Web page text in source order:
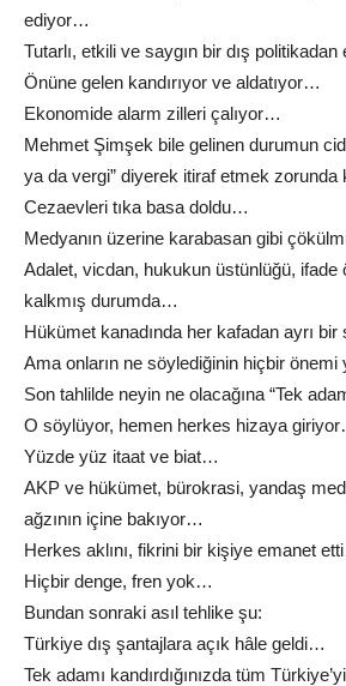
ediyor…
Tutarlı, etkili ve saygın bir dış
Önüne gelen kandırıyor ve aldatıyor…
Ekonomide alarm zilleri çalıyor…
Mehmet Şimşek bile gelinen durumun
ya da vergi” diyerek itiraf etmek zorunda
Cezaevleri tıka basa doldu…
Medyanın üzerine karabasan gibi
Adalet, vicdan, hukukun üstünlüğü, ifade
kalkmış durumda…
Hükümet kanadında her kafadan ayrı bir
Ama onların ne söylediğinin hiçbir
Son tahlilde neyin ne olacağına “Tek
O söylüyor, hemen herkes hizaya
Yüzde yüz itaat ve biat…
AKP ve hükümet, bürokrasi, yandaş
ağzının içine bakıyor…
Herkes aklını, fikrini bir kişiye emanet
Hiçbir denge, fren yok…
Bundan sonraki asıl tehlike şu:
Türkiye dış şantajlara açık hâle geldi…
Tek adamı kandırdığınızda tüm